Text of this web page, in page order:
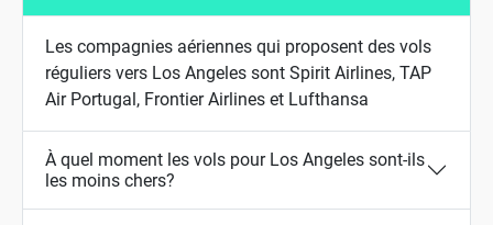
Les compagnies aériennes qui proposent des vols
réguliers vers Los Angeles sont Spirit Airlines, TAP
Air Portugal, Frontier Airlines et Lufthansa
À quel moment les vols pour Los Angeles sont-ils
les moins chers?